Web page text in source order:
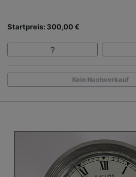
Startpreis: 300,00 €
Kein Nachverkauf